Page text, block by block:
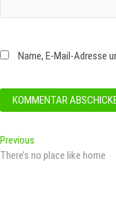
Name, E-Mail-Adresse
Previous
post:
There’s no place like home